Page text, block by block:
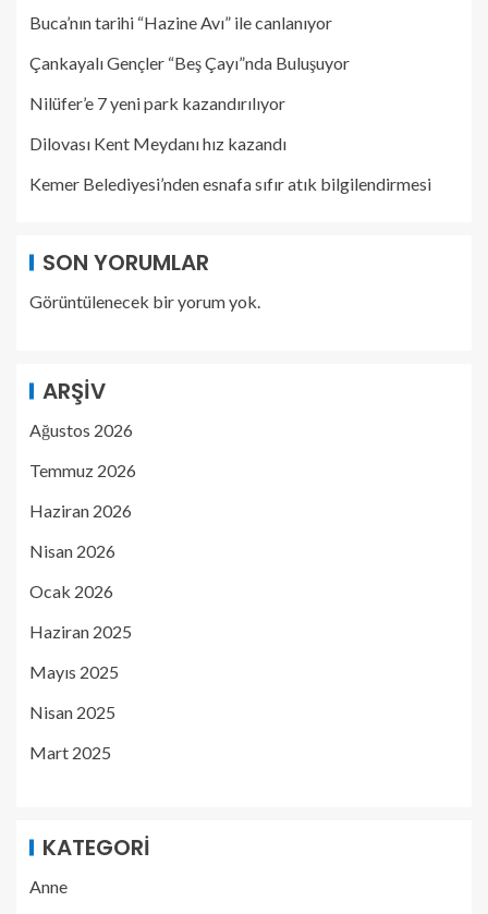
Buca’nın tarihi “Hazine Avı” ile canlanıyor
Çankayalı Gençler “Beş Çayı”nda Buluşuyor
Nilüfer’e 7 yeni park kazandırılıyor
Dilovası Kent Meydanı hız kazandı
Kemer Belediyesi’nden esnafa sıfır atık bilgilendirmesi
SON YORUMLAR
Görüntülenecek bir yorum yok.
ARŞIV
Ağustos 2026
Temmuz 2026
Haziran 2026
Nisan 2026
Ocak 2026
Haziran 2025
Mayıs 2025
Nisan 2025
Mart 2025
KATEGORI
Anne